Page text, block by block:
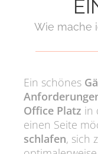
Wie mache
Ein schönes
Office Platz in
einen Seite
schlafen, sich